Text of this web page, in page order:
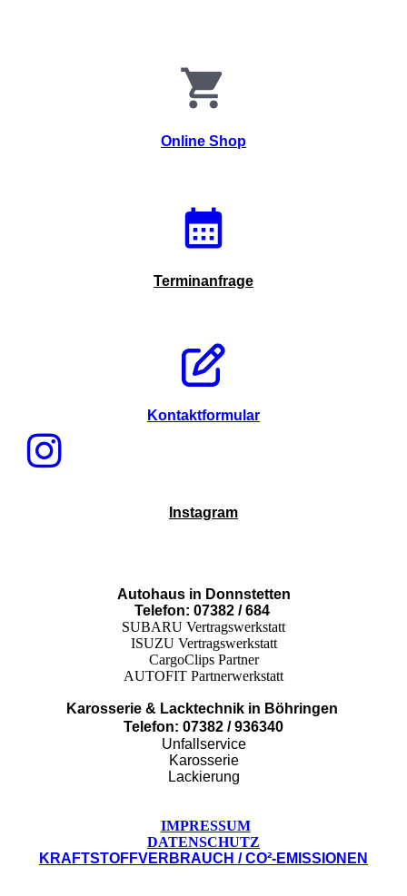
Online Shop
Terminanfrage
Kontaktformular
Instagram
Autohaus in Donnstetten
Telefon: 07382 / 684
SUBARU Vertragswerkstatt
ISUZU Vertragswerkstatt
CargoClips Partner
AUTOFIT Partnerwerkstatt
Karosserie & Lacktechnik in Böhringen
Telefon: 07382 / 936340
Unfallservice
Karosserie
Lackierung
IMPRESSUM
DATENSCHUTZ
KRAFTSTOFFVERBRAUCH / CO²-EMISSIONEN